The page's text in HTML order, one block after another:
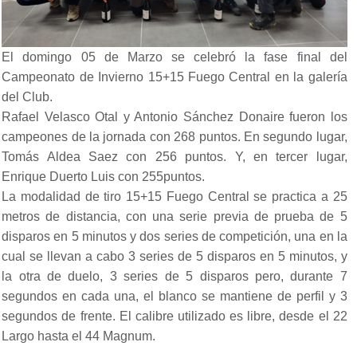
El domingo 05 de Marzo se celebró la fase final del
Campeonato de Invierno 15+15 Fuego Central en la galería
del Club.
Rafael Velasco Otal y Antonio Sánchez Donaire fueron los
campeones de la jornada con 268 puntos. En segundo lugar,
Tomás Aldea Saez con 256 puntos. Y, en tercer lugar,
Enrique Duerto Luis con 255puntos.
La modalidad de tiro 15+15 Fuego Central se practica a 25
metros de distancia, con una serie previa de prueba de 5
disparos en 5 minutos y dos series de competición, una en la
cual se llevan a cabo 3 series de 5 disparos en 5 minutos, y
la otra de duelo, 3 series de 5 disparos pero, durante 7
segundos en cada una, el blanco se mantiene de perfil y 3
segundos de frente. El calibre utilizado es libre, desde el 22
Largo hasta el 44 Magnum.